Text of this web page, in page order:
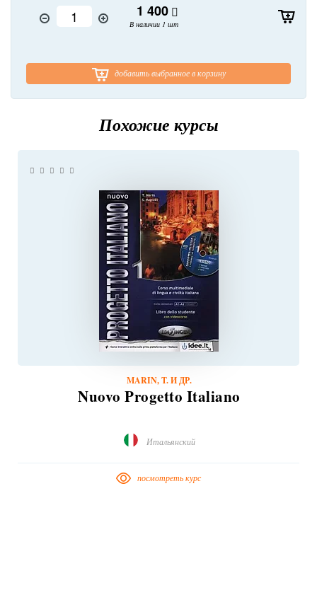
1 400
В наличии 1 шт
добавить выбранное в корзину
Похожие курсы
MARIN, T. И ДР.
Nuovo Progetto Italiano
Итальянский
посмотреть курс